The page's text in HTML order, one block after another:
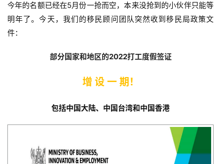
今年的名额已经在5月份一抢而空，本来没抢到的小伙伴只能等
明年了。今天，我们的移民顾问团队突然收到移民局政策文
件：
部分国家和地区的2022打工度假签证
增 设 一 期！
包括中国大陆、中国台湾和中国香港